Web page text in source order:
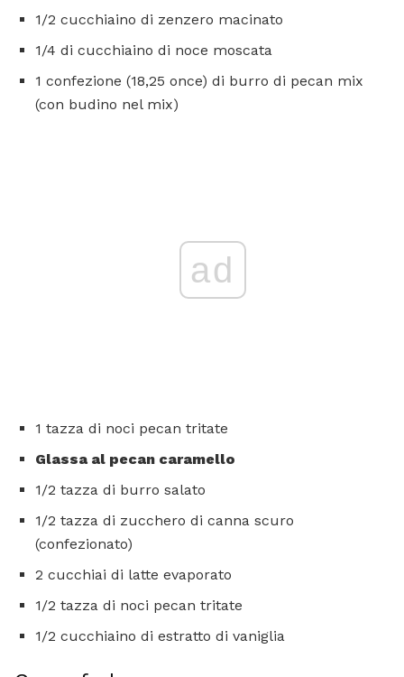
1/2 cucchiaino di zenzero macinato
1/4 di cucchiaino di noce moscata
1 confezione (18,25 once) di burro di pecan mix
(con budino nel mix)
ad
1 tazza di noci pecan tritate
Glassa al pecan caramello
1/2 tazza di burro salato
1/2 tazza di zucchero di canna scuro
(confezionato)
2 cucchiai di latte evaporato
1/2 tazza di noci pecan tritate
1/2 cucchiaino di estratto di vaniglia